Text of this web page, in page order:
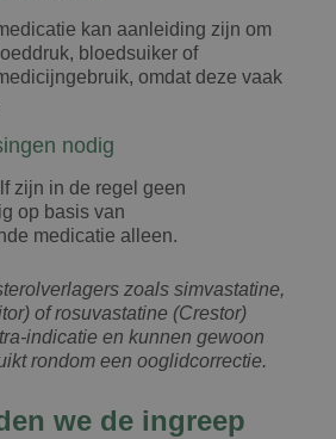
kan aanleiding zijn om
bloedsuiker of
omdat deze vaak
nodig
zijn in de regel geen
op basis van
medicatie alleen.
zoals simvastatine,
of rosuvastatine (Crestor)
indicatie en kunnen gewoon
rondom een ooglidcorrectie.
we de ingreep